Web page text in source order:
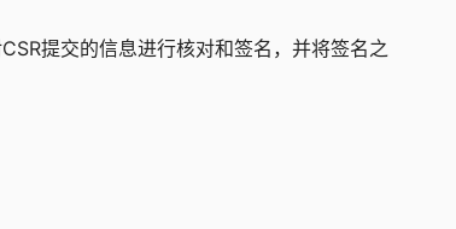
提交的信息进行核对和签名，并将签名之